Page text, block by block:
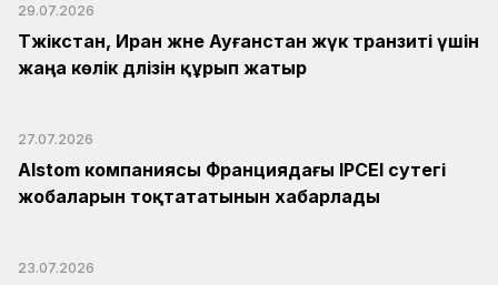
29.07.2026
Тәжікстан, Иран және Ауғанстан жүк транзиті үшін
жаңа көлік дәлізін құрып жатыр
27.07.2026
Alstom компаниясы Франциядағы IPCEI сутегі
жобаларын тоқтататынын хабарлады
23.07.2026